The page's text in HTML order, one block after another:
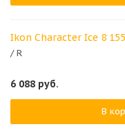
Ikon Character Ice 8
/ R
6 088 руб.
В